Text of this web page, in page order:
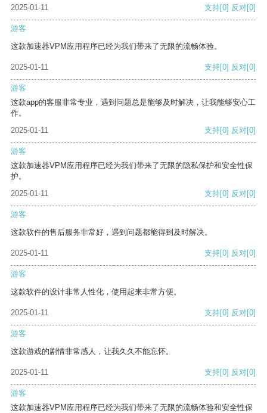
2025-01-11 支持[0] 反对[0]
游客
这款加速器VPM应用程序已经为我们带来了无限的流畅体验。
2025-01-11 支持[0] 反对[0]
游客
这款app的客服非常专业，遇到问题总是能够及时解决，让我能够安心工
作。
2025-01-11
支持[0] 反对[0]
游客
这款加速器VPM应用程序已经为我们带来了无限的隐私保护和安全性保
护。
2025-01-11
支持[0] 反对[0]
游客
这款软件的售后服务非常好，遇到问题都能得到及时解决。
2025-01-11 支持[0] 反对[0]
游客
这款软件的设计非常人性化，使用起来非常方便。
2025-01-11 支持[0] 反对[0]
游客
这款游戏的剧情非常感人，让我久久不能忘怀。
2025-01-11 支持[0] 反对[0]
游客
这款加速器VPM应用程序已经为我们带来了无限的流畅体验和安全性保